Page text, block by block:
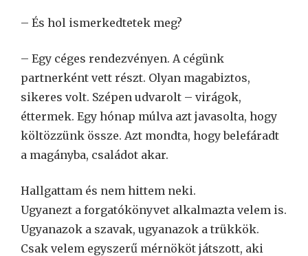
– És hol ismerkedtetek meg?
– Egy céges rendezvényen. A cégünk
partnerként vett részt. Olyan magabiztos,
sikeres volt. Szépen udvarolt – virágok,
éttermek. Egy hónap múlva azt javasolta, hogy
költözzünk össze. Azt mondta, hogy belefáradt
a magányba, családot akar.
Hallgattam és nem hittem neki.
Ugyanezt a forgatókönyvet alkalmazta velem is.
Ugyanazok a szavak, ugyanazok a trükkök.
Csak velem egyszerű mérnököt játszott, aki